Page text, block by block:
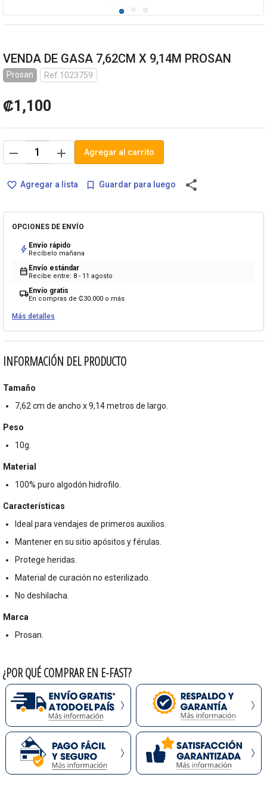
VENDA DE GASA 7,62CM X 9,14M PROSAN
Prosan Ref.1023759
₡1,100
remove add Agregar al carrito
favorite_border Agregar a lista bookmark_border Guardar para luego share
OPCIONES DE ENVÍO
bolt Envío rápido
Recíbelo mañana
calendar_month Envío estándar
Recibe entre: 8 - 11 agosto
local_shippingEnvío gratis
En compras de ₡30.000 o más
Más detalles
INFORMACIÓN DEL PRODUCTO
Tamaño
7,62 cm de ancho x 9,14 metros de largo.
Peso
10g.
Material
100% puro algodón hidrofilo.
Características
Ideal para vendajes de primeros auxilios.
Mantener en su sitio apósitos y férulas.
Protege heridas.
Material de curación no esterilizado.
No deshilacha.
Marca
Prosan.
¿POR QUÉ COMPRAR EN E-FAST?